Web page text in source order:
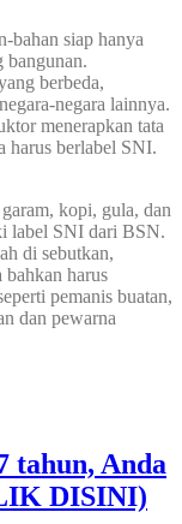
bahan siap hanya
bangunan.
berbeda,
negara lainnya.
menerapkan tata
harus berlabel SNI.
kopi, gula, dan
label SNI dari BSN.
di sebutkan,
bahkan harus
pemanis buatan,
dan pewarna
tahun, Anda
DISINI)